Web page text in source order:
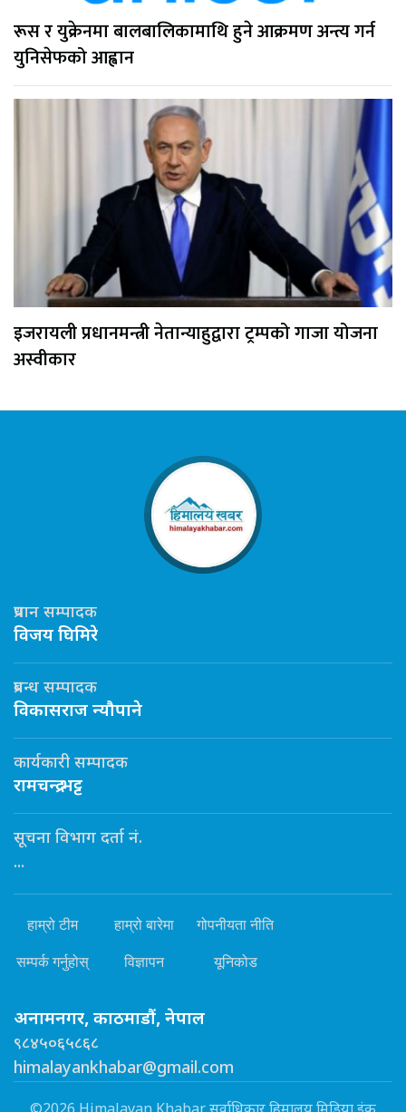
रूस र युक्रेनमा बालबालिकामाथि हुने आक्रमण अन्त्य गर्न
युनिसेफको आह्वान
इजरायली प्रधानमन्त्री नेतान्याहुद्वारा ट्रम्पको गाजा योजना
अस्वीकार
प्रधान सम्पादक
विजय घिमिरे
प्रबन्ध सम्पादक
विकासराज न्यौपाने
कार्यकारी सम्पादक
रामचन्द्र भट्ट
सूचना विभाग दर्ता नं.
...
हाम्रो टीम हाम्रो बारेमा गोपनीयता नीति
सम्पर्क गर्नुहोस् विज्ञापन यूनिकोड
अनामनगर, काठमाडौं, नेपाल
९८४५०६५८६८
himalayankhabar@gmail.com